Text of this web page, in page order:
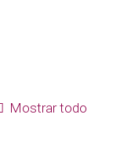
Mostrar todo